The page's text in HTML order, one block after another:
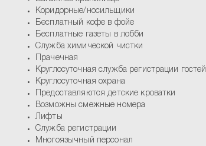
Коридорные/носильщики
Бесплатный кофе в фойе
Бесплатные газеты в лобби
Служба химической чистки
Прачечная
Круглосуточная служба регистрации гостей
Круглосуточная охрана
Предоставляются детские кроватки
Возможны смежные номера
Лифты
Служба регистрации
Многоязычный персонал